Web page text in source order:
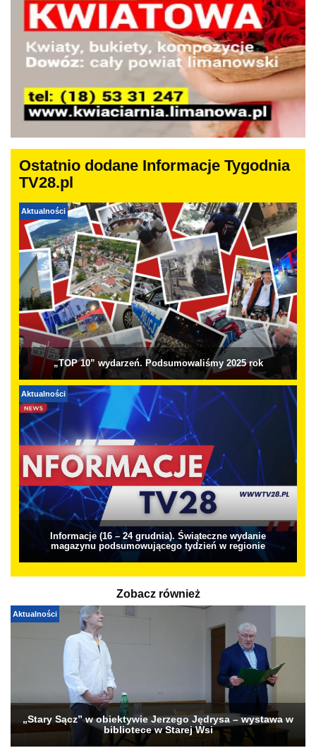
Ostatnio dodane Informacje Tygodnia
TV28.pl
Aktualności
„TOP 10” wydarzeń. Podsumowaliśmy 2025 rok
Aktualności
Informacje (16 – 24 grudnia). Świąteczne wydanie
magazynu podsumowującego tydzień w regionie
Zobacz również
Aktualności
„Stary Sącz” w obiektywie Jerzego Jędrysa – wystawa w
bibliotece w Starej Wsi